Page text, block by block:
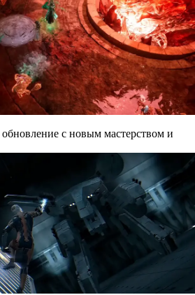
с новым мастерством и